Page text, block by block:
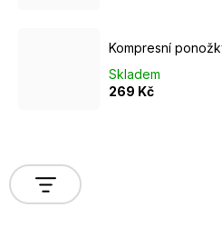
Kompresní
Skladem
269 Kč